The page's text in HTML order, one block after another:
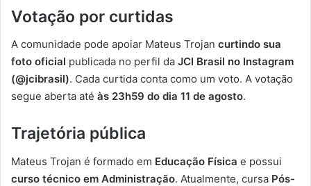
Votação por curtidas
A comunidade pode apoiar Mateus Trojan curtindo sua
foto oficial publicada no perfil da JCI Brasil no Instagram
(@jcibrasil). Cada curtida conta como um voto. A votação
segue aberta até às 23h59 do dia 11 de agosto.
Trajetória pública
Mateus Trojan é formado em Educação Física e possui
curso técnico em Administração. Atualmente, cursa Pós-